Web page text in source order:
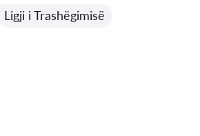
Ligji i Trashëgimisë